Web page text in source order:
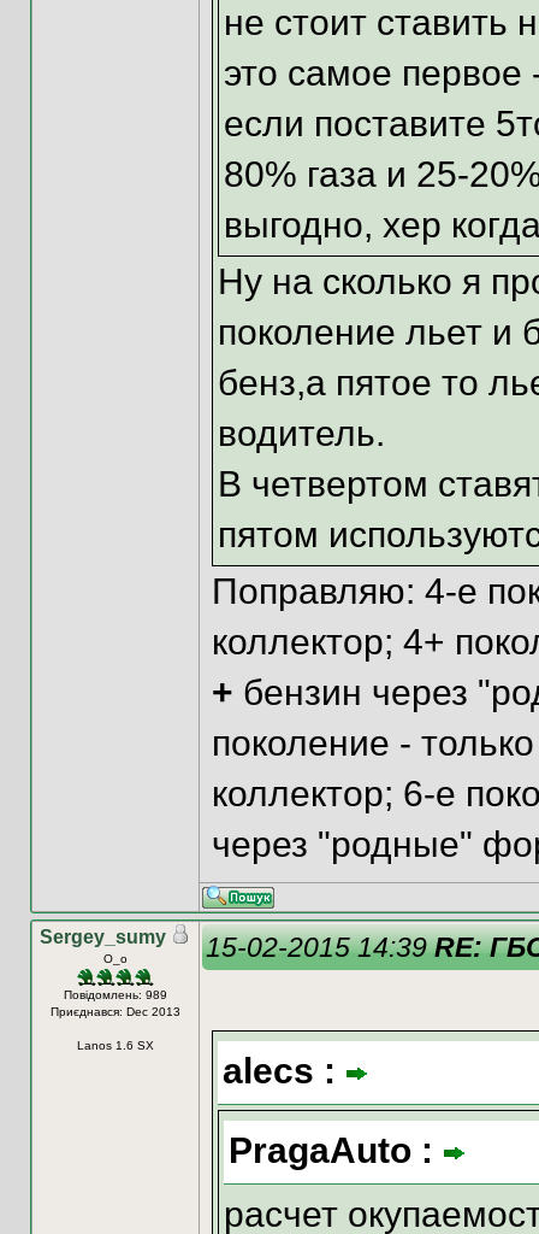
не стоит ставить
это самое первое
если поставите
80% газа и 25-
выгодно, хер
Ну на сколько я
поколение льет и
бенз,а пятое то
водитель.
В четвертом
пятом
Поправляю: 4-е
коллектор; 4+
+ бензин через
поколение -
коллектор; 6-е
через "родные"
Sergey_sumy
О_о
Повідомлень: 989
Приєднався: Dec 2013
Lanos 1.6 SX
15-02-2015 14:39RE:
alecs :
PragaAuto :
расчет